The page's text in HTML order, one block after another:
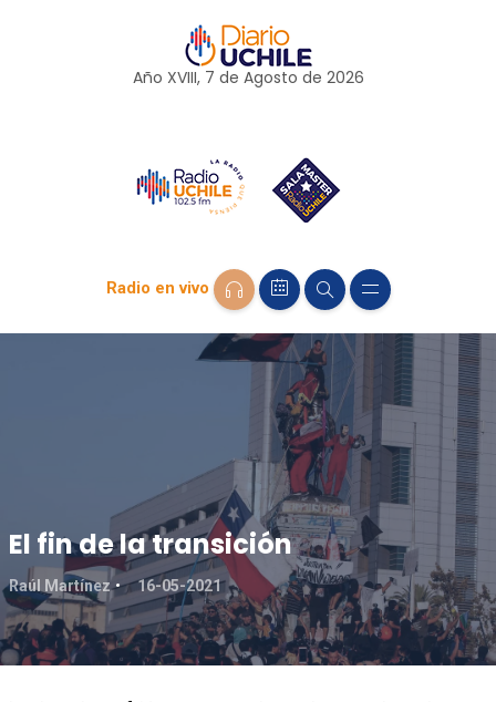
Año XVIII, 7 de Agosto de 2026
Radio en vivo
El fin de la transición
Raúl Martínez 16-05-2021